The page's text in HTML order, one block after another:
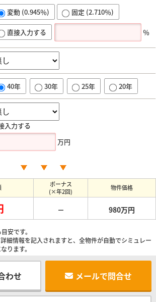
変動 (0.945％) 固定 (2.710％)
直接入力する ％
40年 30年 25年 20年
入力する
万円
ボーナス
(×年2回)
物件価格
－ 980万円
安です。
細情報を記入されますと、全物件が自動でシミュレー
ります。
わせ メールで問合せ